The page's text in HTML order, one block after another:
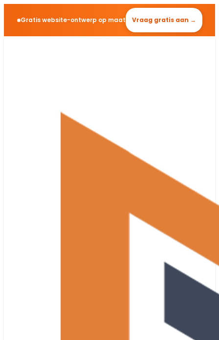
Gratis website-ontwerp op maat Vraag gratis aan →